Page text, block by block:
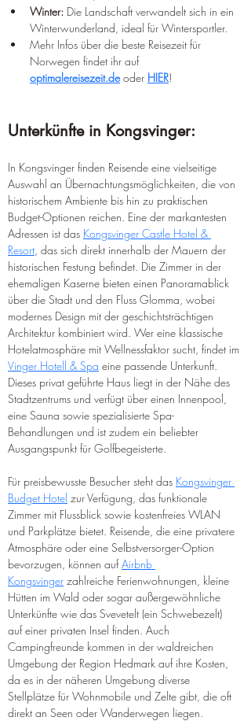
Winter: Die Landschaft verwandelt sich in ein
Winterwunderland, ideal für Wintersportler.
Mehr Infos über die beste Reisezeit für
Norwegen findet ihr auf
optimalereisezeit.de oder HIER!
Unterkünfte in Kongsvinger:
In Kongsvinger finden Reisende eine vielseitige
Auswahl an Übernachtungsmöglichkeiten, die von
historischem Ambiente bis hin zu praktischen
Budget-Optionen reichen. Eine der markantesten
Adressen ist das Kongsvinger Castle Hotel &
Resort , das sich direkt innerhalb der Mauern der
historischen Festung befindet. Die Zimmer in der
ehemaligen Kaserne bieten einen Panoramablick
über die Stadt und den Fluss Glomma, wobei
modernes Design mit der geschichtsträchtigen
Architektur kombiniert wird. Wer eine klassische
Hotelatmosphäre mit Wellnessfaktor sucht, findet im
Vinger Hotell & Spa eine passende Unterkunft.
Dieses privat geführte Haus liegt in der Nähe des
Stadtzentrums und verfügt über einen Innenpool,
eine Sauna sowie spezialisierte Spa-
Behandlungen und ist zudem ein beliebter
Ausgangspunkt für Golfbegeisterte.
Für preisbewusste Besucher steht das Kongsvinger
Budget Hotel zur Verfügung, das funktionale
Zimmer mit Flussblick sowie kostenfreies WLAN
und Parkplätze bietet. Reisende, die eine privatere
Atmosphäre oder eine Selbstversorger-Option
bevorzugen, können auf Airbnb
Kongsvinger zahlreiche Ferienwohnungen, kleine
Hütten im Wald oder sogar außergewöhnliche
Unterkünfte wie das Svevetelt (ein Schwebezelt)
auf einer privaten Insel finden. Auch
Campingfreunde kommen in der waldreichen
Umgebung der Region Hedmark auf ihre Kosten,
da es in der näheren Umgebung diverse
Stellplätze für Wohnmobile und Zelte gibt, die oft
direkt an Seen oder Wanderwegen liegen.